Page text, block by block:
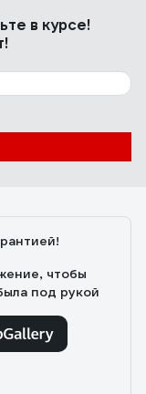
в курсе!
чтобы
под рукой